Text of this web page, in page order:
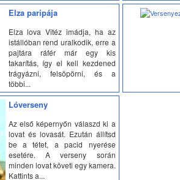
Elza paripája
Elza lova Vitéz imádja, ha az
istállóban rend uralkodik, erre a
pajtára ráfér már egy kis
takarítás, így el kell kezdened
trágyázni, felsöpörni, és a
többi...
Lóverseny
Az első képernyőn válaszd ki a
lovat és lovasát. Ezután állítsd
be a tétet, a pacid nyerése
esetére. A verseny során
minden lovat követi egy kamera.
Kattints a...